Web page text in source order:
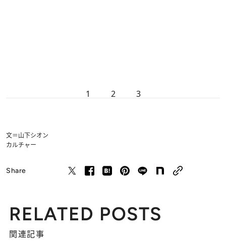
1 2 3
文＝山下シオン
カルチャー
Share
RELATED POSTS
関連記事